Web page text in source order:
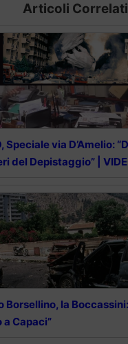
Articoli Correlati
Speciale via D’Amelio:
del Depistaggio” |
Borsellino, la
Capaci”